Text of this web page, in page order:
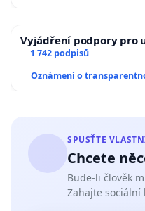
Vyjádření podpory pro
1 742 podpisů
Oznámení o
SPUSŤTE
Chcete
Bude-li člověk
Zahajte